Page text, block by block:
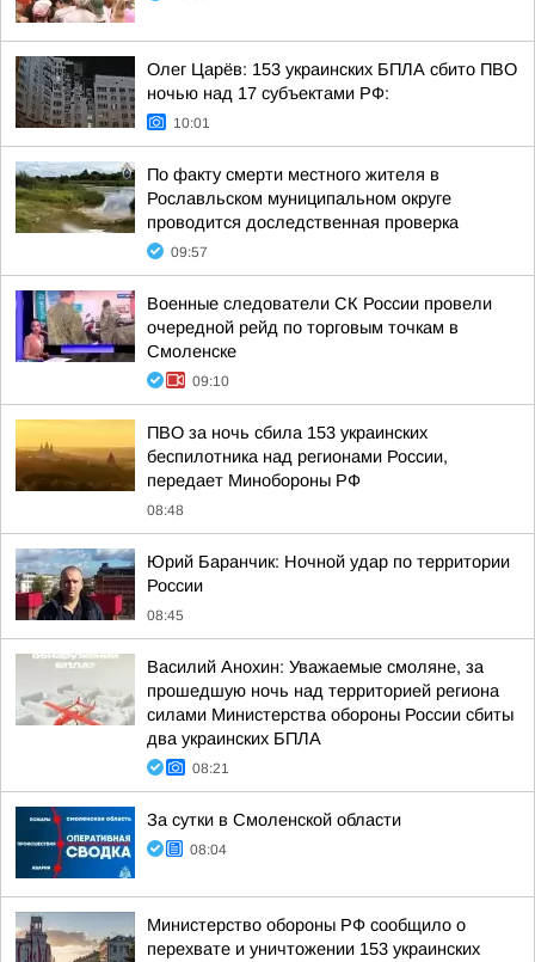
Олег Царёв: 153 украинских БПЛА сбито ПВО
ночью над 17 субъектами РФ:
10:01
По факту смерти местного жителя в
Рославльском муниципальном округе
проводится доследственная проверка
09:57
Военные следователи СК России провели
очередной рейд по торговым точкам в
Смоленске
09:10
ПВО за ночь сбила 153 украинских
беспилотника над регионами России,
передает Минобороны РФ
08:48
Юрий Баранчик: Ночной удар по территории
России
08:45
Василий Анохин: Уважаемые смоляне, за
прошедшую ночь над территорией региона
силами Министерства обороны России сбиты
два украинских БПЛА
08:21
За сутки в Смоленской области
08:04
Министерство обороны РФ сообщило о
перехвате и уничтожении 153 украинских